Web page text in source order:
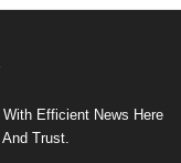
Efficient News Here
Trust.